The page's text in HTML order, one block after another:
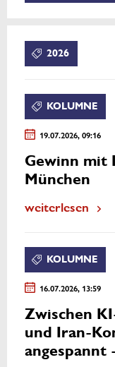
2026
KOLUMNE
19.07.2026, 09:16
Gewinn mit
München
weiterlesen
KOLUMNE
16.07.2026, 13:59
Zwischen
und Iran-
angespannt